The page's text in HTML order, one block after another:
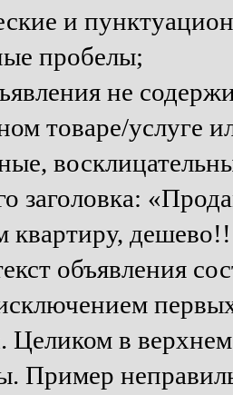
и
пробелы;
не
товаре/услуге
заголовка:
объявления
Целиком в
Пример